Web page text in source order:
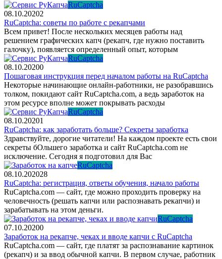
RuCaptcha
08.10.20202
RuCaptcha: советы по работе с рекапчами
Всем привет! После нескольких месяцев работы над
решением графических капч (рекапч, где нужно поставить
галочку), появляется определенный опыт, которым
RuCaptcha
08.10.20200
Пошаговая инструкция перед началом работы на RuCaptcha
Некоторые начинающие онлайн-работники, не разобравшись
толком, покидают сайт RuCaptcha.com, а ведь заработок на
этом ресурсе вполне может покрывать расходы
RuCaptcha
08.10.20201
RuCaptcha: как заработать больше? Секреты заработка
Здравствуйте, дорогие читатели! На каждом проекте есть свои
секреты бОльшего заработка и сайт RuCaptcha.com не
исключение. Сегодня я подготовил для Вас
RuCaptcha
08.10.202028
RuCaptcha: регистрация, ответы обучения, начало работы
RuCaptcha.com — сайт, где можно проходить проверку на
человечность (решать капчи или распознавать рекапчи) и
зарабатывать на этом деньги.
RuCaptcha
07.10.20200
Заработок на рекапче, чеках и вводе капчи с RuCaptcha
RuCaptcha.com — сайт, где платят за распознавание картинок
(рекапч) и за ввод обычной капчи. В первом случае, работник